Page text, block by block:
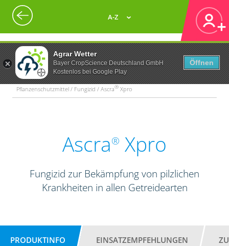
Agrar Wetter
Bayer CropScience Deutschland GmbH
Kostenlos bei Google Play
Öffnen
A-Z
Pflanzenschutzmittel / Fungizid / Ascra® Xpro
Ascra® Xpro
Fungizid zur Bekämpfung von pilzlichen
Krankheiten in allen Getreidearten
PRODUKTINFO EINSATZEMPFEHLUNGEN